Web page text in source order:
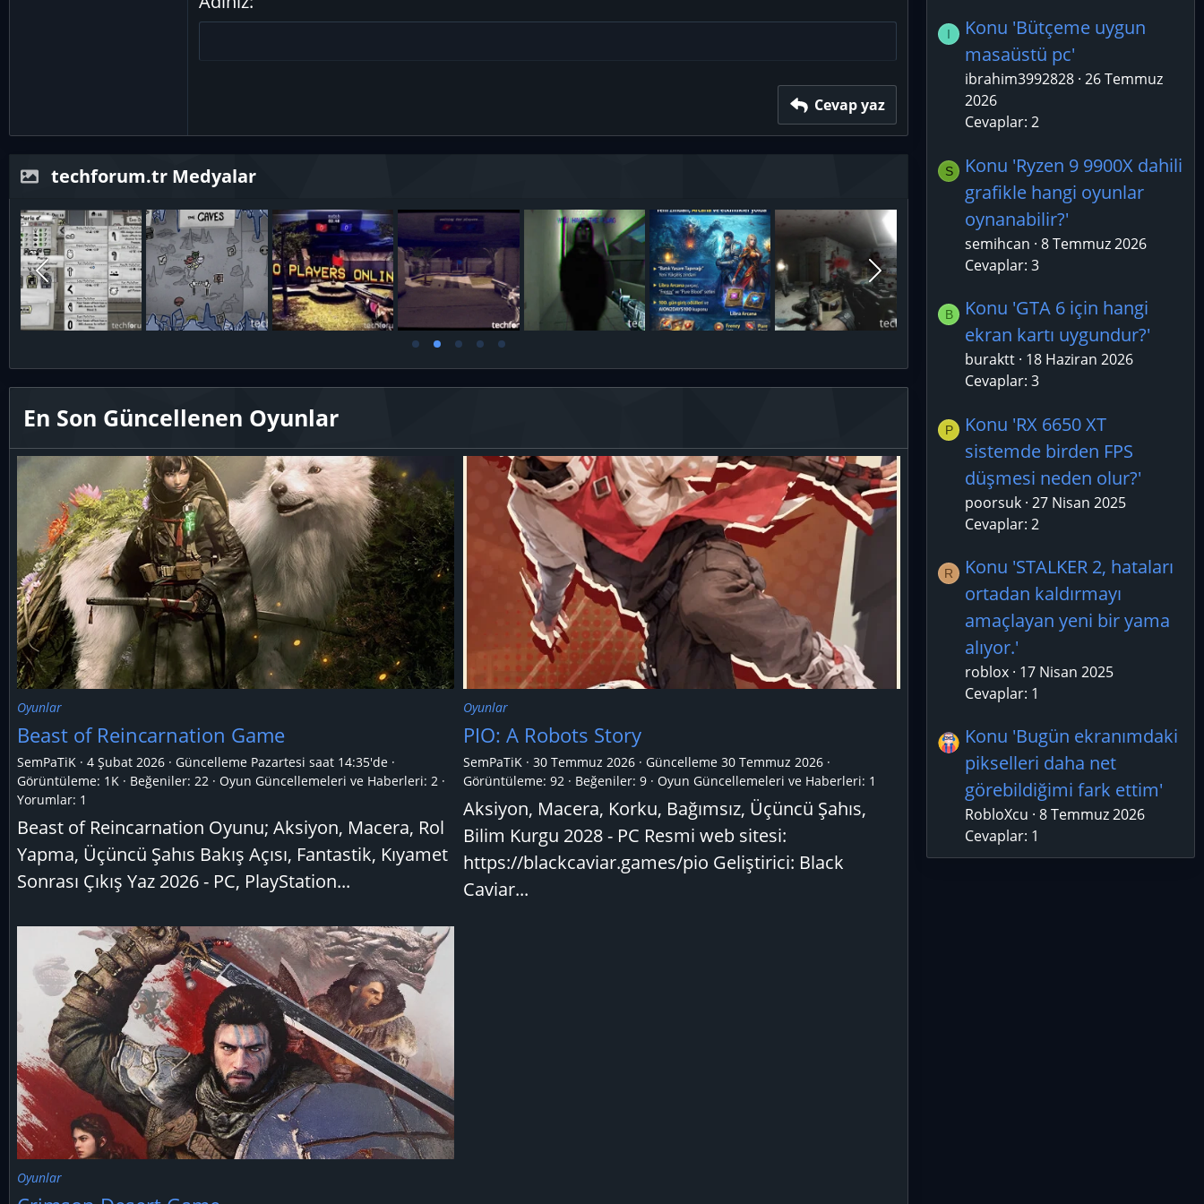
Cevap yaz
techforum.tr Medyalar
En Son Güncellenen Oyunlar
Oyunlar
Beast of Reincarnation Game
SemPaTiK 4 Şubat 2026 Güncelleme Pazartesi saat 14:35'de
Görüntüleme: 1K
Beğeniler: 22 Oyun Güncellemeleri ve Haberleri: 2
Yorumlar: 1
Beast of Reincarnation Oyunu; Aksiyon, Macera, Rol
Yapma, Üçüncü Şahıs Bakış Açısı, Fantastik, Kıyamet
Sonrası Çıkış Yaz 2026 - PC, PlayStation...
Oyunlar
PIO: A Robots Story
SemPaTiK 30 Temmuz 2026 Güncelleme 30 Temmuz 2026
Görüntüleme: 92
Beğeniler: 9 Oyun Güncellemeleri ve Haberleri: 1
Aksiyon, Macera, Korku, Bağımsız, Üçüncü Şahıs,
Bilim Kurgu 2028 - PC Resmi web sitesi:
https://blackcaviar.games/pio Geliştirici: Black
Caviar...
Oyunlar
I
Konu 'Bütçeme uygun
masaüstü pc'
ibrahim3992828 26 Temmuz
2026
Cevaplar: 2
S
Konu 'Ryzen 9 9900X dahili
grafikle hangi oyunlar
oynanabilir?'
semihcan 8 Temmuz 2026
Cevaplar: 3
B
Konu 'GTA 6 için hangi
ekran kartı uygundur?'
buraktt 18 Haziran 2026
Cevaplar: 3
P
Konu 'RX 6650 XT
sistemde birden FPS
düşmesi neden olur?'
poorsuk 27 Nisan 2025
Cevaplar: 2
R
Konu 'STALKER 2, hataları
ortadan kaldırmayı
amaçlayan yeni bir yama
alıyor.'
roblox 17 Nisan 2025
Cevaplar: 1
Konu 'Bugün ekranımdaki
pikselleri daha net
görebildiğimi fark ettim'
RobloXcu 8 Temmuz 2026
Cevaplar: 1